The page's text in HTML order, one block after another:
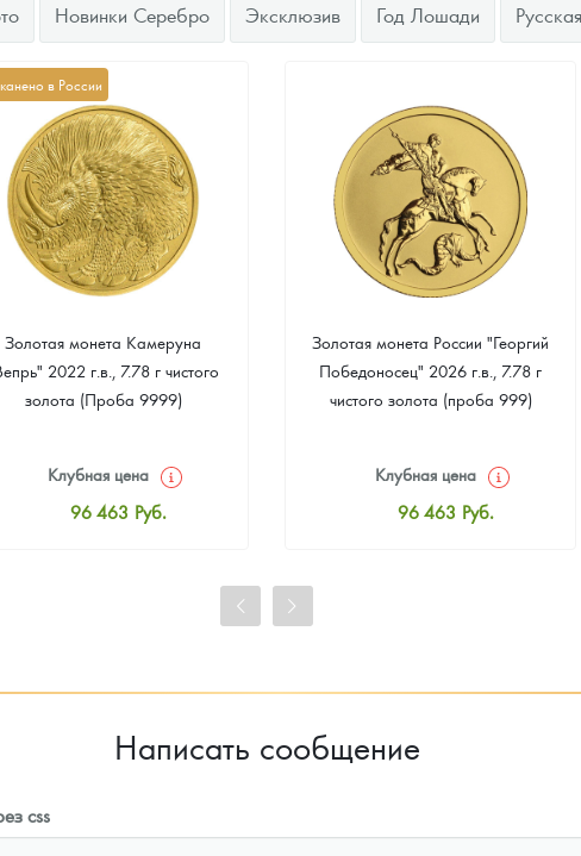
Новинки Серебро Эксклюзив Год Лошади
в России
Золотая монета Камеруна
2022 г.в., 7.78 г чистого
золота (Проба 9999)
Клубная цена
96 463 Руб.
Золотая монета России "Георгий
Победоносец" 2026 г.в., 7.78 г
чистого золота (проба 999)
Клубная цена
96 463 Руб.
Написать сообщение
css